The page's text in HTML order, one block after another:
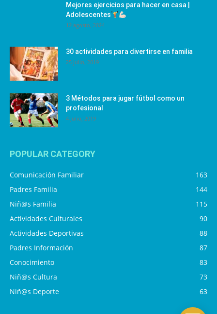
Mejores ejercicios para hacer en casa |
Adolescentes
12 agosto, 2024
30 actividades para divertirse en familia
25 julio, 2019
3 Métodos para jugar fútbol como un
profesional
4 julio, 2019
POPULAR CATEGORY
Comunicación Familiar
163
Padres Familia
144
Niñ@s Familia
115
Actividades Culturales
90
Actividades Deportivas
88
Padres Información
87
Conocimiento
83
Niñ@s Cultura
73
Niñ@s Deporte
63